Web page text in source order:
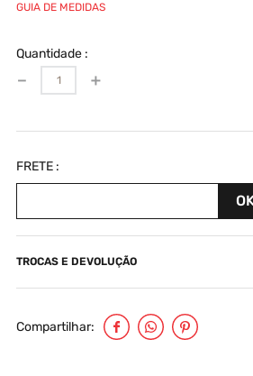
GUIA DE MEDIDAS
Quantidade
＋
－
TROCAS E DEVOLUÇÃO
Compartilhar